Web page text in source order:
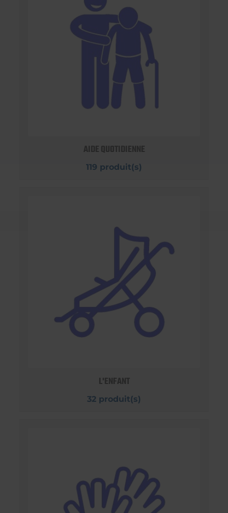
AIDE QUOTIDIENNE
119 produit(s)
L'ENFANT
32 produit(s)